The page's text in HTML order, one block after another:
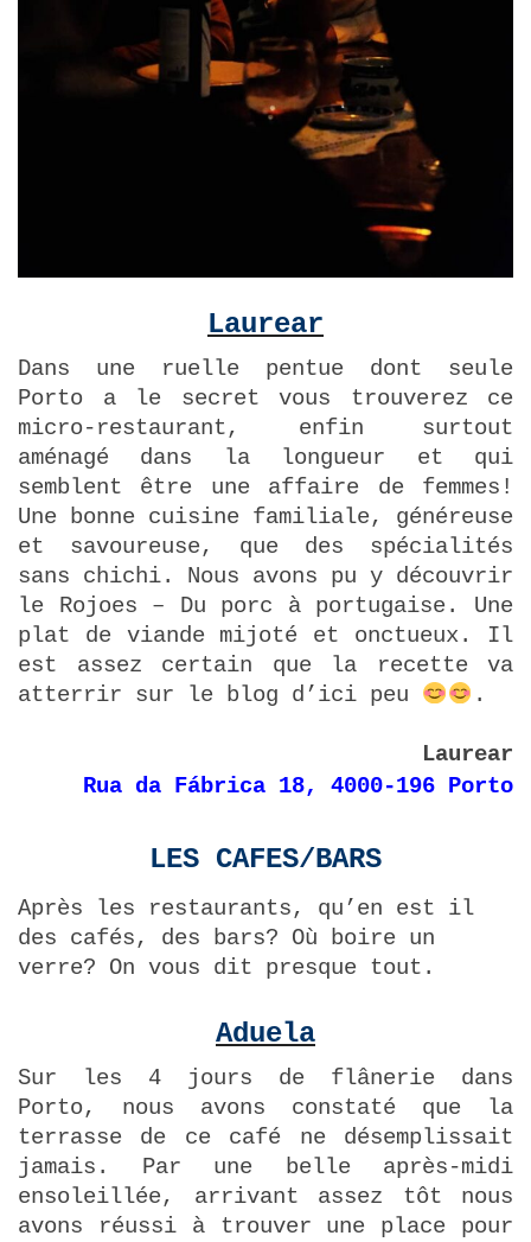
Laurear
Dans une ruelle pentue dont seule
Porto a le secret vous trouverez ce
micro-restaurant, enfin surtout
aménagé dans la longueur et qui
semblent être une affaire de femmes!
Une bonne cuisine familiale, généreuse
et savoureuse, que des spécialités
sans chichi. Nous avons pu y découvrir
le Rojoes – Du porc à portugaise. Une
plat de viande mijoté et onctueux. Il
est assez certain que la recette va
atterrir sur le blog d’ici peu
.
Laurear
Rua da Fábrica 18, 4000-196 Porto
LES CAFES/BARS
Après les restaurants, qu’en est il
des cafés, des bars? Où boire un
verre? On vous dit presque tout.
Aduela
Sur les 4 jours de flânerie dans
Porto, nous avons constaté que la
terrasse de ce café ne désemplissait
jamais. Par une belle après-midi
ensoleillée, arrivant assez tôt nous
avons réussi à trouver une place pour